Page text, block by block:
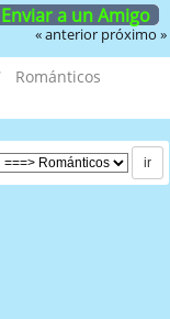
Enviar a un Amigo
« anterior próximo »
Románticos